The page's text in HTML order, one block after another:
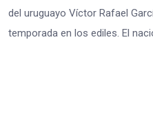
del uruguayo Víctor Rafael
temporada en los ediles. El